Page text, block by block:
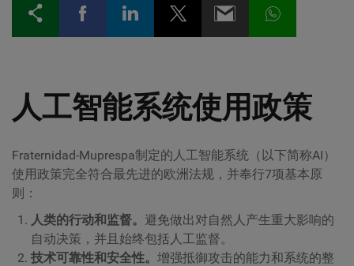
主
人工智能系统使用政策
Fraternidad-Muprespa制定的人工智能系统（以下简称AI）
使用政策完全符合最先进的欧洲法规，并奉行7项基本原
则：
人类的行动和监督。 避免做出对自然人产生重大影响的
自动决策，并且始终包括人工监督。
技术可靠性和安全性。 增强抵御攻击的能力和系统的整